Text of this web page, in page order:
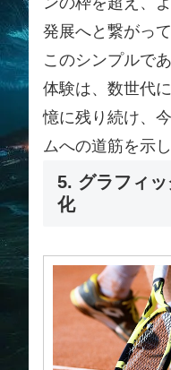
発展へと繋がっ
このシンプルで
体験は、数世代
憶に残り続け、
ムへの道筋を示
5. グラフィ
化